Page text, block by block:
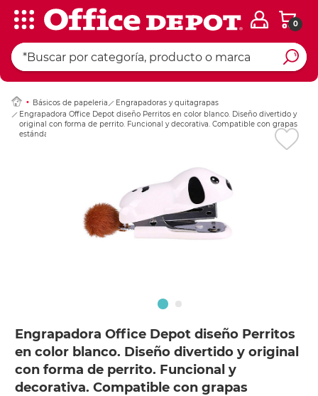
0
Básicos de papeleria
Engrapadoras y quitagrapas
Engrapadora Office Depot diseño Perritos en color blanco. Diseño divertido y
original con forma de perrito. Funcional y decorativa. Compatible con grapas
estándar. Ideal para escritorios con personalidad.
Engrapadora Office Depot diseño Perritos
en color blanco. Diseño divertido y original
con forma de perrito. Funcional y
decorativa. Compatible con grapas
Ingresar Codigo